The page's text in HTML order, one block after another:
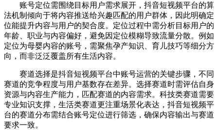
账号定位需围绕目标用户需求展开，抖音短视频平台的算
法机制倾向于将内容推送给兴趣匹配的用户群体，因此明确定
位能提升内容与用户的契合度。定位过程中需分析目标用户的
年龄、职业与内容偏好，避免因定位模糊导致流量分散。例如
定位为母婴内容的账号，需聚焦孕产知识、育儿技巧等细分方
向，而非泛泛覆盖所有生活内容。
赛道选择是抖音短视频平台中账号运营的关键步骤，不同
赛道的竞争程度与用户基数存在差异。选择赛道时需评估自身
资源与内容生产能力，匹配赛道的内容需求。科技类赛道需要
专业知识支撑，生活类赛道更注重场景化表达，抖音短视频平
台的赛道分布需结合账号定位进行筛选，确保内容输出与赛道
要求一致。